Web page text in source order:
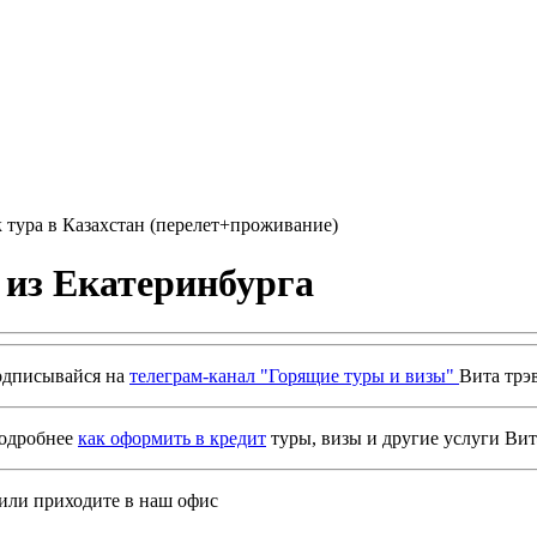
в Казахстан (перелет+проживание)
Екатеринбурга
на телеграм-канал "Горящие туры и визы" Вита
как оформить в кредит туры, визы и другие услуги
приходите в наш офис